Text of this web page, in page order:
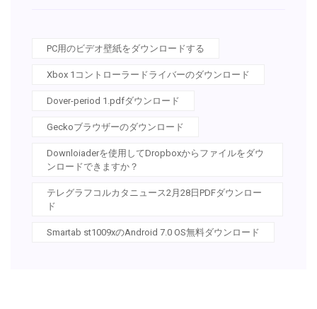
PC用のビデオ壁紙をダウンロードする
Xbox 1コントローラードライバーのダウンロード
Dover-period 1.pdfダウンロード
Geckoブラウザーのダウンロード
Downloiaderを使用してDropboxからファイルをダウ
ンロードできますか？
テレグラフコルカタニュース2月28日PDFダウンロー
ド
Smartab st1009xのAndroid 7.0 OS無料ダウンロード